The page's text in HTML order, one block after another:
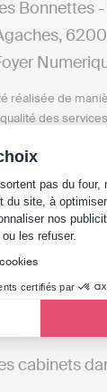
dupas du four,
du site, à optimiser
nos
les refuser.
certifiés par
consent
Bonnettes
de
des
depuis la date
d’un
sur-Mer
Beaucamp
cabinets